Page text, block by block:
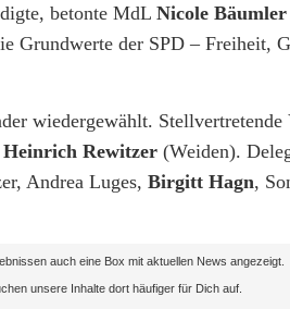
betonte MdL Nicole Bäumler
Grundwerte der SPD – Freiheit,
wiedergewählt. Stellvertretende
Heinrich Rewitzer (Weiden).
Andrea Luges, Birgitt Hagn,
auch eine Box mit aktuellen News angezeigt.
unsere Inhalte dort häufiger für Dich auf.